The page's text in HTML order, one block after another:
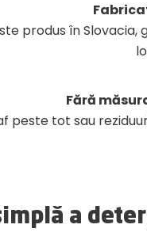
produs în
Fără
peste tot sau
a